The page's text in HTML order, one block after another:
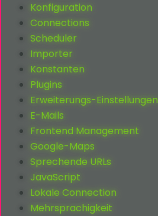
Konfiguration
Connections
Scheduler
Importer
Konstanten
Plugins
Erweiterungs-Einstellungen
E-Mails
Frontend Management
Google-Maps
Sprechende URLs
JavaScript
Lokale Connection
Mehrsprachigkeit